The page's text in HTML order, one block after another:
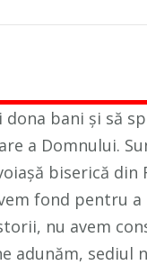
dona bani și să
a Domnului.
biserică din
fond pentru a
nu avem
adunăm, sediul